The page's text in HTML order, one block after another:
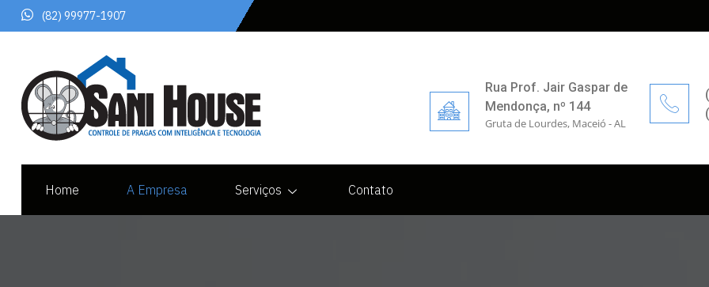
(82) 99977-1907
Rua Prof. Jair Gaspar de
Mendonça, nº 144
Gruta de Lourdes, Maceió - AL
Home A Empresa Serviços Contato